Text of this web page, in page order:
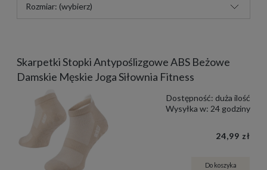
Rozmiar: (wybierz)
Skarpetki Stopki Antypoślizgowe ABS Beżowe
Damskie Męskie Joga Siłownia Fitness
Dostępność: duża ilość
Wysyłka w: 24 godziny
24,99 zł
Do koszyka